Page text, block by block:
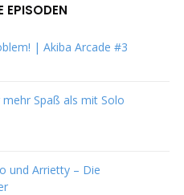
EPISODEN
| Akiba Arcade #3
Spaß als mit Solo
und Arrietty – Die